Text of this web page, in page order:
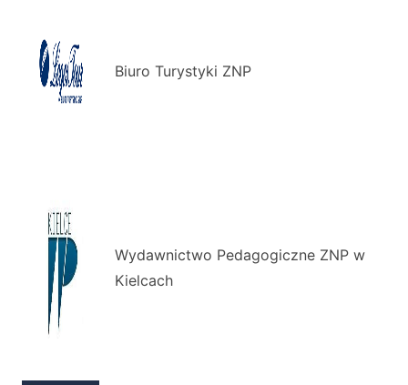
Biuro Turystyki ZNP
Wydawnictwo Pedagogiczne ZNP w
Kielcach